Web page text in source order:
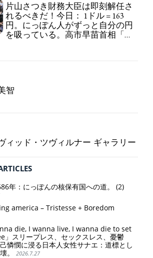
化。Criticism and disgrace surrounding the
Japan Pavilion. Racist and colonial exploitation of
poor women. Strengthening of conservative
Japanese patriarchy. Strengthening of the family
片山さつき財務大臣は即刻解任さ
れるべきだ！今日： 1ドル = 163
円。にっぽん人がずっと自分の円
を吸っている。高市早苗首相「円
Sanae: "The weak Yen makes the Foreign Exchange
智
ィッド・ツヴィルナー ギャラリー
年：にっぽんの核保有国への道。 (2)
america – Tristesse + Boredom
die, I wanna live, I wanna die to set
」スリープレス、セックスレス、憂鬱
憐憫に浸る日本人女性サナエ：道標とし
。
2026.7.27